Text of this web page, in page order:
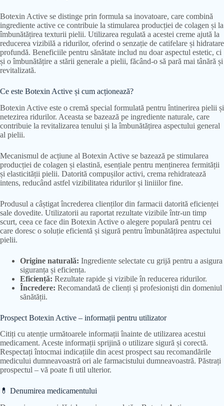
Botexin Active se distinge prin formula sa inovatoare, care combină
ingrediente active ce contribuie la stimularea producției de colagen și la
îmbunătățirea texturii pielii. Utilizarea regulată a acestei creme ajută la
reducerea vizibilă a ridurilor, oferind o senzație de catifelare și hidratare
profundă. Beneficiile pentru sănătate includ nu doar aspectul estetic, ci
și o îmbunătățire a stării generale a pielii, făcând-o să pară mai tânără și
revitalizată.
Ce este Botexin Active și cum acționează?
Botexin Active este o cremă special formulată pentru întinerirea pielii și
netezirea ridurilor. Aceasta se bazează pe ingrediente naturale, care
contribuie la revitalizarea tenului și la îmbunătățirea aspectului general
al pielii.
Mecanismul de acțiune al Botexin Active se bazează pe stimularea
producției de colagen și elastină, esențiale pentru menținerea fermității
și elasticității pielii. Datorită compușilor activi, crema rehidratează
intens, reducând astfel vizibilitatea ridurilor și liniiilor fine.
Produsul a câștigat încrederea clienților din farmacii datorită eficienței
sale dovedite. Utilizatorii au raportat rezultate vizibile într-un timp
scurt, ceea ce face din Botexin Active o alegere populară pentru cei
care doresc o soluție eficientă și sigură pentru îmbunătățirea aspectului
pielii.
Origine naturală: Ingrediente selectate cu grijă pentru a asigura
siguranța și eficiența.
Eficiență: Rezultate rapide și vizibile în reducerea ridurilor.
Încredere: Recomandată de clienți și profesioniști din domeniul
sănătății.
Prospect Botexin Active – informații pentru utilizator
Citiți cu atenție următoarele informații înainte de utilizarea acestui
medicament. Aceste informații sprijină o utilizare sigură și corectă.
Respectați întocmai indicațiile din acest prospect sau recomandările
medicului dumneavoastră ori ale farmacistului dumneavoastră. Păstrați
prospectul – vă poate fi util ulterior.
💊 Denumirea medicamentului